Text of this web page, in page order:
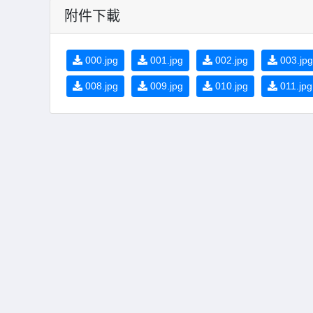
附件下載
000.jpg 001.jpg 002.jpg 003.jpg
008.jpg 009.jpg 010.jpg 011.jpg